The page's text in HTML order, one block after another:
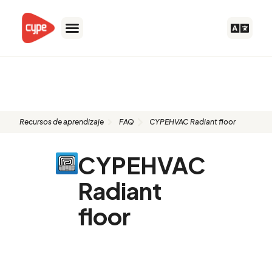
contenido
Recursos de aprendizaje FAQ CYPEHVAC Radiant floor
CYPEHVAC
Radiant
floor